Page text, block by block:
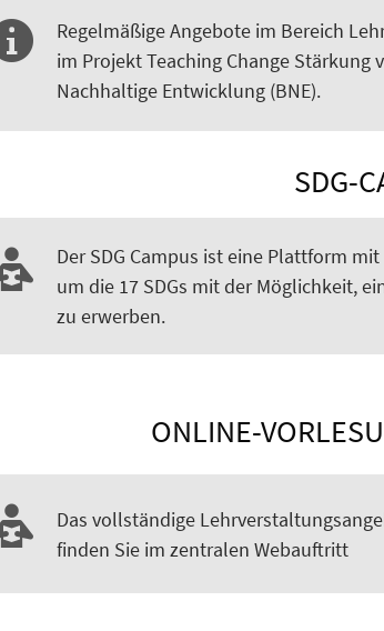
Regelmäßige Angebote im Bereich
im Projekt Teaching Change Stärkung
Nachhaltige Entwicklung (BNE).
SDG-
Der SDG Campus ist eine Plattform
um die 17 SDGs mit der Möglichkeit,
zu erwerben.
ONLINE-
Das vollständige
finden Sie im zentralen Webauftritt